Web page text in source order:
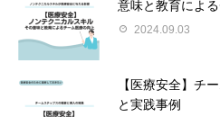
意味と教育によ
2024.09.03
【医療安全】チ
と実践事例